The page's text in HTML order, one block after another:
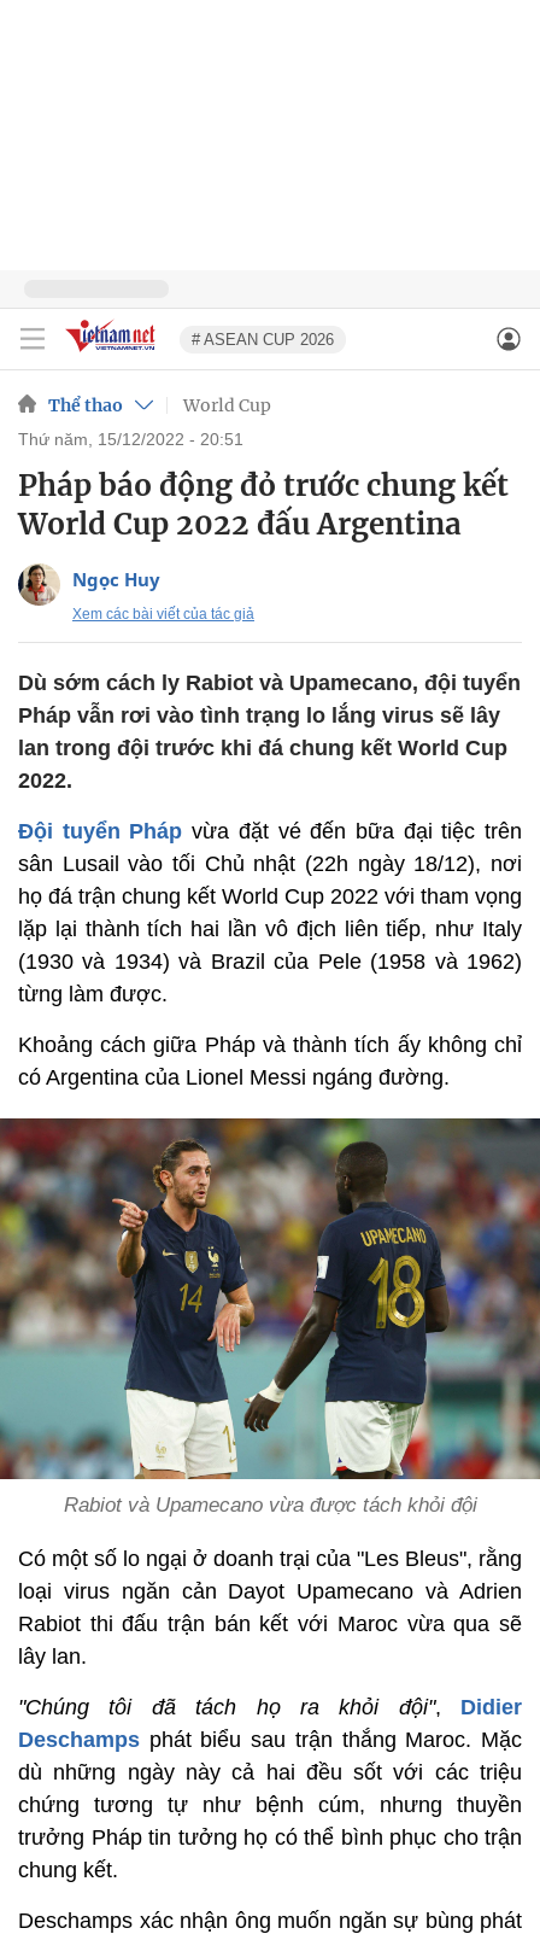
# ASEAN CUP 2026
Thể thao World Cup
thứ năm, 15/12/2022 - 20:51
Pháp báo động đỏ trước chung kết
World Cup 2022 đấu Argentina
Ngọc Huy
Xem các bài viết của tác giả
Dù sớm cách ly Rabiot và Upamecano, đội tuyển
Pháp vẫn rơi vào tình trạng lo lắng virus sẽ lây
lan trong đội trước khi đá chung kết World Cup
2022.
Đội tuyển Pháp vừa đặt vé đến bữa đại tiệc trên
sân Lusail vào tối Chủ nhật (22h ngày 18/12), nơi
họ đá trận chung kết World Cup 2022 với tham vọng
lặp lại thành tích hai lần vô địch liên tiếp, như Italy
(1930 và 1934) và Brazil của Pele (1958 và 1962)
từng làm được.
Khoảng cách giữa Pháp và thành tích ấy không chỉ
có Argentina của Lionel Messi ngáng đường.
Rabiot và Upamecano vừa được tách khỏi đội
Có một số lo ngại ở doanh trại của "Les Bleus", rằng
loại virus ngăn cản Dayot Upamecano và Adrien
Rabiot thi đấu trận bán kết với Maroc vừa qua sẽ
lây lan.
"Chúng tôi đã tách họ ra khỏi đội", Didier
Deschamps phát biểu sau trận thắng Maroc. Mặc
dù những ngày này cả hai đều sốt với các triệu
chứng tương tự như bệnh cúm, nhưng thuyền
trưởng Pháp tin tưởng họ có thể bình phục cho trận
chung kết.
Deschamps xác nhận ông muốn ngăn sự bùng phát